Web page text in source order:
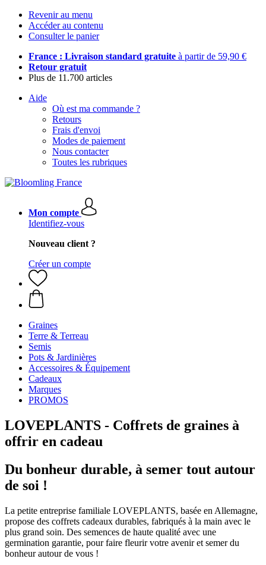
Revenir au menu
Accéder au contenu
Consulter le panier
France : Livraison standard gratuite à partir de 59,90 €
Retour gratuit
Plus de 11.700 articles
Aide
Où est ma commande ?
Retours
Frais d'envoi
Modes de paiement
Nous contacter
Toutes les rubriques
Mon compte
Identifiez-vous
Nouveau client ?
Créer un compte
Graines
Terre & Terreau
Semis
Pots & Jardinières
Accessoires & Équipement
Cadeaux
Marques
PROMOS
LOVEPLANTS - Coffrets de graines à
offrir en cadeau
Du bonheur durable, à semer tout autour
de soi !
La petite entreprise familiale LOVEPLANTS, basée en Allemagne,
propose des coffrets cadeaux durables, fabriqués à la main avec le
plus grand soin. Des semences de haute qualité avec une
germination garantie, pour faire fleurir votre avenir et semer du
bonheur autour de vous !